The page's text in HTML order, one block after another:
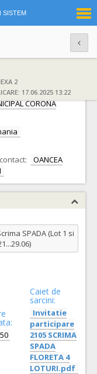
SISTEM
2
17.06.2025 13:22
CORONA
OANCEA
SPADA (Lot 1 si
Caiet de
sarcini:
Invitatie
participare
2105 SCRIMA
SPADA
FLORETA 4
LOTURI.pdf